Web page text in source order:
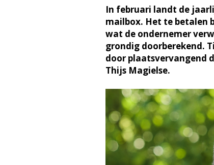
In februari landt de
mailbox. Het te betalen
wat de ondernemer
grondig doorberekend.
door plaatsvervangend
Thijs Magielse.